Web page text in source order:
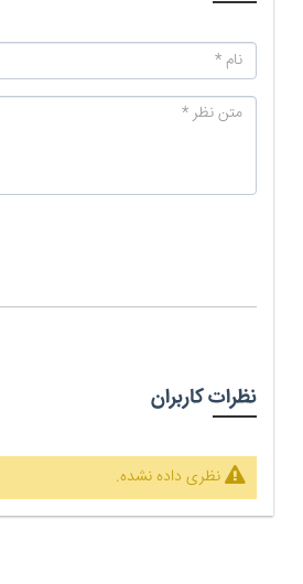
نظرات کاربران
نظری داده نشده.